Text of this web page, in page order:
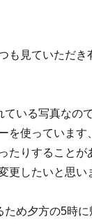
も見ていただき
ている写真なの
を使っています
たりすることが
更したいと思い
ため夕方の5時